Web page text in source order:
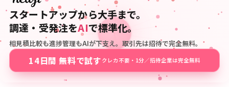
スタートアップから大手まで。
調達・受発注をAIで標準化。
相見積比較も進捗管理もAIが下支え。取引先は招待で完全無料。
14日間 無料で試す クレカ不要・1分／招待企業は完全無料